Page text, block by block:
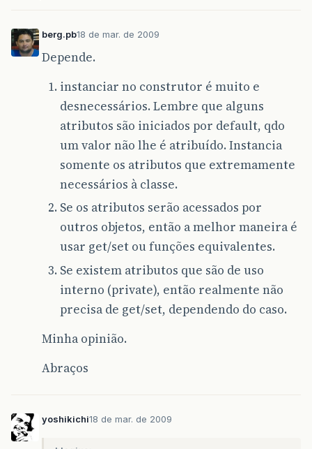
berg.pb18 de mar. de 2009
Depende.
instanciar no construtor é muito e
desnecessários. Lembre que alguns
atributos são iniciados por default, qdo
um valor não lhe é atribuído. Instancia
somente os atributos que extremamente
necessários à classe.
Se os atributos serão acessados por
outros objetos, então a melhor maneira é
usar get/set ou funções equivalentes.
Se existem atributos que são de uso
interno (private), então realmente não
precisa de get/set, dependendo do caso.
Minha opinião.
Abraços
yoshikichi18 de mar. de 2009